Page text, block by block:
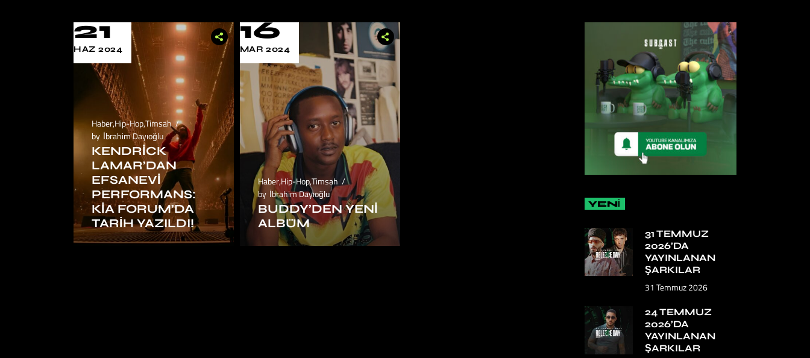
21
HAZ 2024
Haber,Hip-Hop,Timsah
by İbrahim Dayıoğlu
KENDRICK
LAMAR’DAN
EFSANEVI
PERFORMANS:
KIA FORUM’DA
TARIH YAZILDI!
16
MAR 2024
Haber,Hip-Hop,Timsah
by İbrahim Dayıoğlu
BUDDY’DEN YENI
ALBÜM
YENİ
31 TEMMUZ
2026’DA
YAYINLANAN
ŞARKILAR
31 Temmuz 2026
24 TEMMUZ
2026’DA
YAYINLANAN
ŞARKILAR